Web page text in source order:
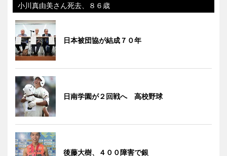
小川真由美さん死去、８６歳
日本被団協が結成７０年
日南学園が２回戦へ 高校野球
後藤大樹、４００障害で銀